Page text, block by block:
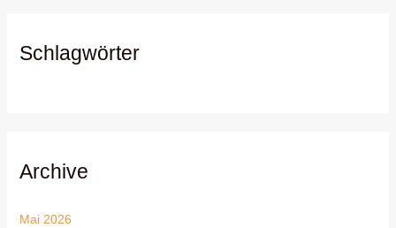
Schlagwörter
Archive
Mai 2026